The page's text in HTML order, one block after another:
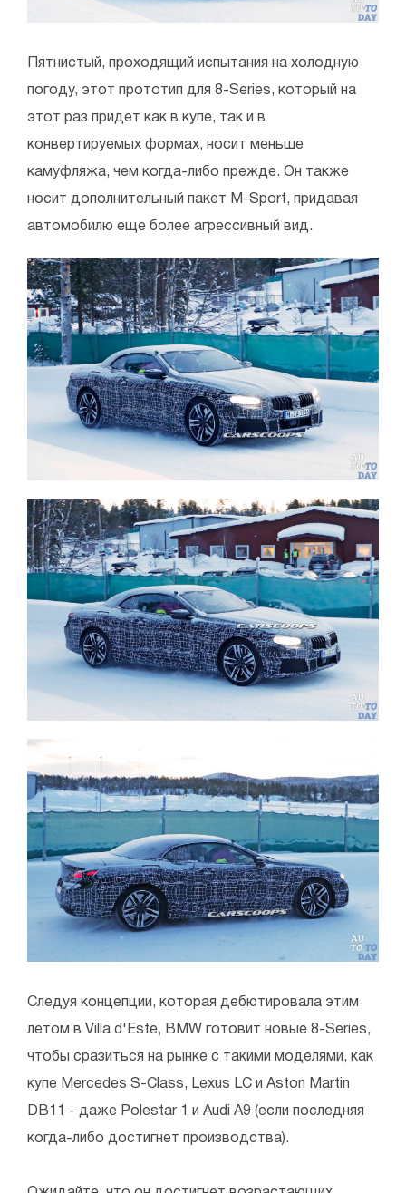
Пятнистый, проходящий испытания на холодную
погоду, этот прототип для 8-Series, который на
этот раз придет как в купе, так и в
конвертируемых формах, носит меньше
камуфляжа, чем когда-либо прежде. Он также
носит дополнительный пакет M-Sport, придавая
автомобилю еще более агрессивный вид.
Следуя концепции, которая дебютировала этим
летом в Villa d'Este, BMW готовит новые 8-Series,
чтобы сразиться на рынке с такими моделями, как
купе Mercedes S-Class, Lexus LC и Aston Martin
DB11 - даже Polestar 1 и Audi A9 (если последняя
когда-либо достигнет производства).